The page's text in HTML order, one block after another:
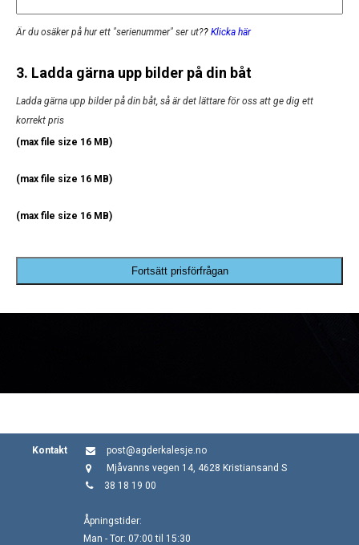
Är du osäker på hur ett "serienummer" ser ut?? Klicka här
3. Ladda gärna upp bilder på din båt
Ladda gärna upp bilder på din båt, så är det lättare för oss att ge dig ett
korrekt pris
(max file size 16 MB)
(max file size 16 MB)
(max file size 16 MB)
Fortsätt prisförfrågan
Kontakt
post@agderkalesje.no
Mjåvanns vegen 14, 4628 Kristiansand S
38 18 19 00
Åpningstider:
Man - Tor: 07:00 til 15:30